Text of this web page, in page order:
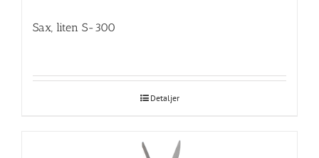
Sax, liten S-300
Detaljer